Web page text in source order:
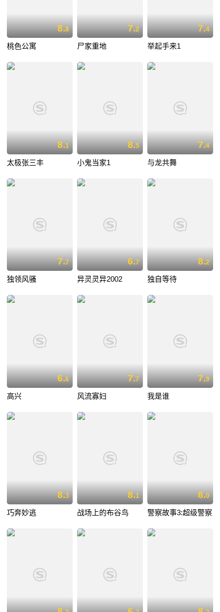
8.8
桃色公寓
7.2
尸家重地
7.4
举起手来1
8.1
太极张三丰
8.5
小鬼当家1
7.4
与龙共舞
7.7
独领风骚
6.7
异灵灵异2002
8.2
独自等待
6.6
高兴
7.7
风流寡妇
7.9
我是谁
8.3
巧奔妙逃
8.1
战场上的布谷鸟
8.0
警察故事3:超级警察